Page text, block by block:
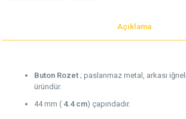
Açıklama
Buton Rozet ; paslanmaz metal, arkası iğneli,
üründür.
44 mm ( 4.4 cm) çapındadır.